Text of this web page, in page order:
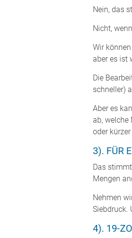
Nein, das
Nicht,
Wir
aber es ist
Die
schneller)
Aber es
ab, welche
oder
3). FÜR
Das
Mengen
Nehmen
Siebdruck.
4). 19-